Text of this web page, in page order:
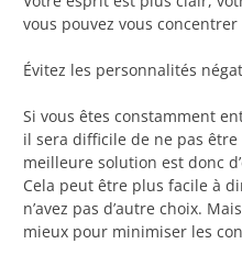
vous pouvez vous
Évitez les personnalités
Si vous êtes constamment
il sera difficile de ne pas
meilleure solution est donc
Cela peut être plus facile à
n’avez pas d’autre choix.
mieux pour minimiser les